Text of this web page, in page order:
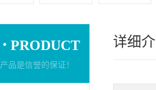
· PRODUCT
品是信誉的保证！
详细